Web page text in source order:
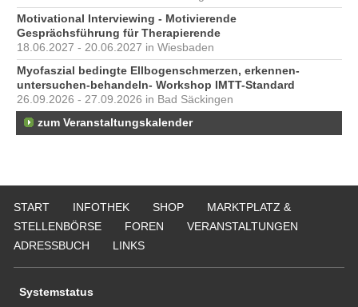
Motivational Interviewing - Motivierende
Gesprächsführung für Therapierende
18.06.2027 - 20.06.2027 in Wiesbaden
Myofaszial bedingte Ellbogenschmerzen, erkennen-
untersuchen-behandeln- Workshop IMTT-Standard
26.09.2026 - 27.09.2026 in Bad Säckingen
zum Veranstaltungskalender
START INFOTHEK SHOP
MARKTPLATZ &
STELLENBÖRSE
FOREN
VERANSTALTUNGEN
ADRESSBUCH
LINKS
Systemstatus